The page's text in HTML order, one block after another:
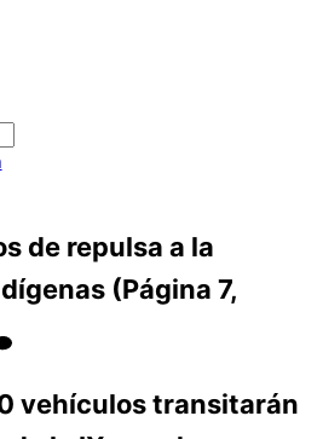
de repulsa a la
(Página 7,
vehículos transitarán